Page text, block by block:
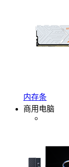
内存条
商用电脑